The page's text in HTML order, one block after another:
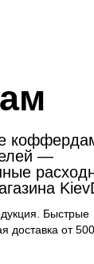
—
Быстрые
доставка от